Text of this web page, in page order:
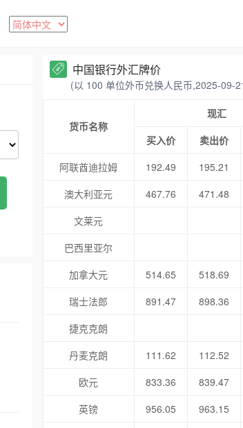
中国银行外汇牌价
(以 100 单位外币兑换人民币,2025-09-
货币名称
现汇
买入价
卖出价
阿联酋迪拉姆
192.49 195.21
澳大利亚元
467.76 471.48
文莱元
巴西里亚尔
加拿大元
514.65 518.69
瑞士法郎
891.47 898.36
捷克克朗
丹麦克朗
111.62 112.52
欧元
833.36 839.47
英镑
956.05 963.15